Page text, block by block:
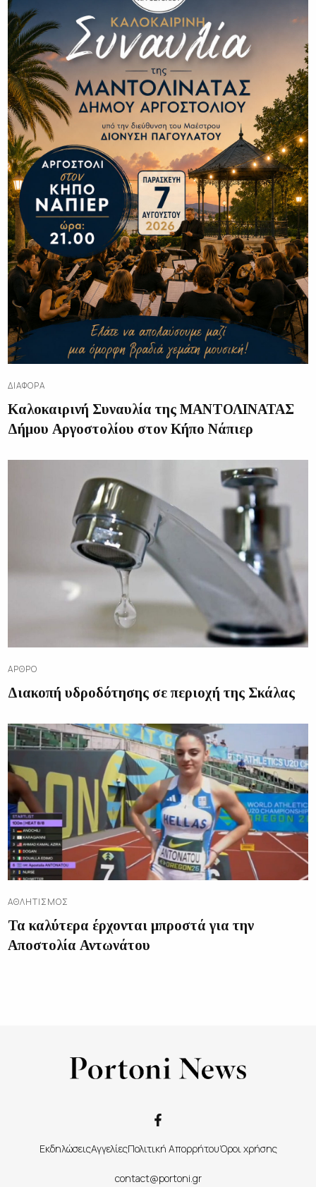
ΔΙΑΦΟΡΑ
Καλοκαιρινή Συναυλία της ΜΑΝΤΟΛΙΝΑΤΑΣ
Δήμου Αργοστολίου στον Κήπο Νάπιερ
ΆΡΘΡΟ
Διακοπή υδροδότησης σε περιοχή της Σκάλας
ΑΘΛΗΤΙΣΜΌΣ
Τα καλύτερα έρχονται μπροστά για την
Αποστολία Αντωνάτου
ΕκδηλώσειςΑγγελίεςΠολιτική ΑπορρήτουΌροι χρήσης
contact@portoni.gr